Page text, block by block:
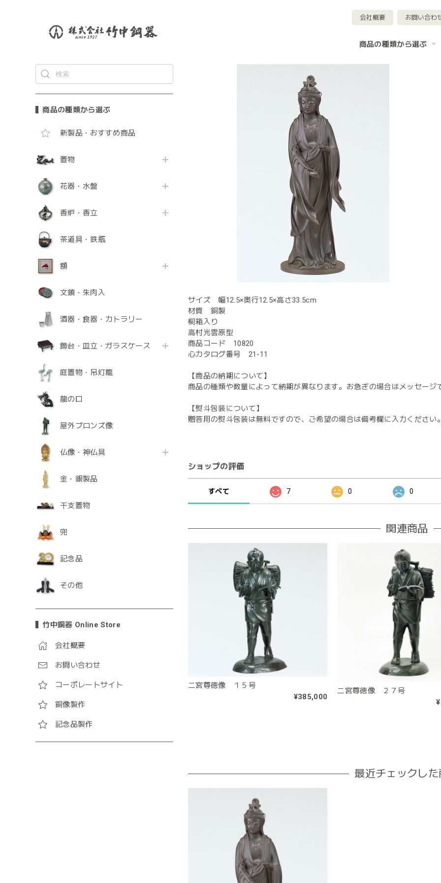
会社概要 お問い合わ
商品の種類から選ぶ
商品の種類から選ぶ
新製品・おすすめ商品
置物
花器・水盤
香炉・香立
茶道具・鉄瓶
額
文鎮・朱肉入
酒器・食器・カトラリー
飾台・皿立・ガラスケース
庭置物・吊灯籠
龍の口
屋外ブロンズ像
仏像・神仏具
金・銀製品
干支置物
兜
記念品
その他
竹中銅器 Online Store
会社概要
お問い合わせ
コーポレートサイト
銅像製作
記念品製作
サイズ 幅12.5×奥行12.5×高さ33.5cm
材質 銅製
桐箱入り
高村光雲原型
商品コード 10820
心カタログ番号 21-11
【商品の納期について】
商品の種類や数量によって納期が異なります。お急ぎの場合はメッセー
【熨斗包装について】
贈答用の熨斗包装は無料ですので、ご希望の場合は備考欄に入力ください
ショップの評価
すべて 7 0 0
関連商品
二宮尊徳像 １５号
¥385,000
二宮尊徳像 ２７号
最近チェックし